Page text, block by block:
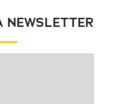
NEWSLETTER